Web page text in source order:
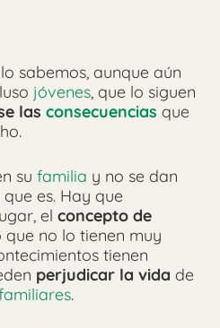
sabemos, aunque aún
jóvenes, que lo siguen
las consecuencias que
su familia y no se dan
que es. Hay que
el concepto de
que no lo tienen muy
tienen
perjudicar la vida de
.